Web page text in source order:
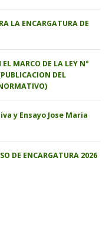
LA ENCARGATURA DE
MARCO DE LA LEY N°
DEL
y Ensayo Jose Maria
DE ENCARGATURA 2026